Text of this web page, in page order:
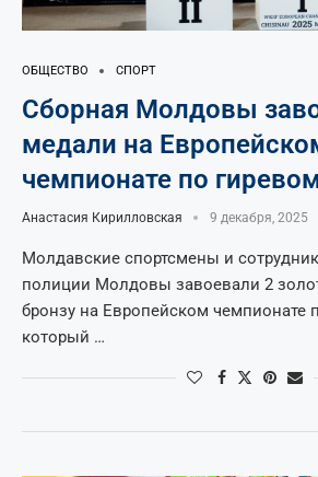
ОБЩЕСТВО СПОРТ
Сборная Молдовы
медали на
чемпионате по
Анастасия Кирилловская 9 декабря, 2025
Молдавские спортсмены и
полиции Молдовы завоевали 2
бронзу на Европейском чемпионате
который …